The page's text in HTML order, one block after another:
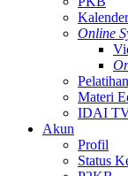
Online
Materi
IDAI
Akun
Profil
Status